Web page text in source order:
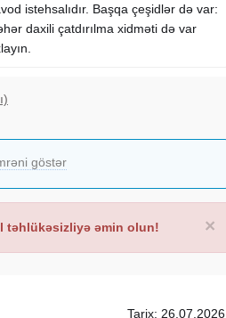
istehsalıdır. Başqa çeşidlər də var:
daxili çatdırılma xidməti də var
göstər
×
təhlükəsizliyə əmin olun!
Tarix: 26.07.2026